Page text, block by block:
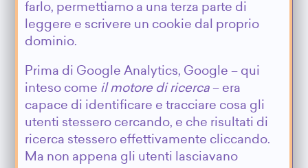
farlo, permettiamo a una terza parte di
leggere e scrivere un cookie dal proprio
dominio.
Prima di Google Analytics, Google – qui
inteso come il motore di ricerca – era
capace di identificare e tracciare cosa gli
utenti stessero cercando, e che risultati di
ricerca stessero effettivamente cliccando.
Ma non appena gli utenti lasciavano